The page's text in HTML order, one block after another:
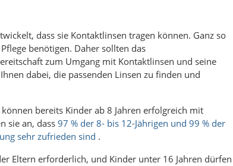
dass sie Kontaktlinsen tragen können. Ganz so
benötigen. Daher sollten das
zum Umgang mit Kontaktlinsen und seine
dabei, die passenden Linsen zu finden und
bereits Kinder ab 8 Jahren erfolgreich mit
sie an, dass 97 % der 8- bis 12-Jährigen und 99 % der
sehr zufrieden sind .
Eltern erforderlich, und Kinder unter 16 Jahren dürfen